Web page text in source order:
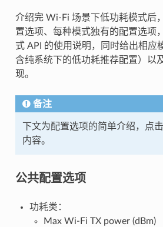
介绍完 Wi-Fi 场景下低功耗模式后
置选项、每种模式独有的配置选项
式 API 的使用说明，同时给出相应
含纯系统下的低功耗推荐配置）以
现。
备注
下文为配置选项的简单介绍，点
内容。
公共配置选项
功耗类：
Max Wi-Fi TX power (dBm)